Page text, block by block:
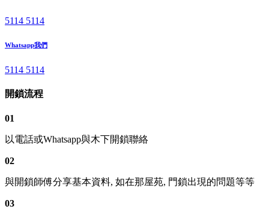
5114 5114
Whatsapp我們
5114 5114
開鎖流程
01
以電話或Whatsapp與木下開鎖聯絡
02
與開鎖師傅分享基本資料, 如在那屋苑, 門鎖出現的問題等等
03